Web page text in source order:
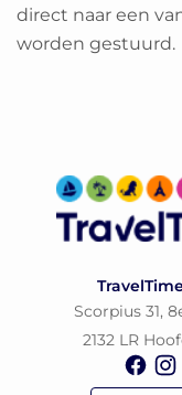
direct naar een
worden gestuurd.
Scorpius 31,
2132 LR